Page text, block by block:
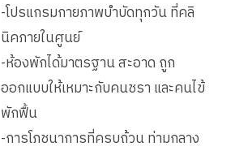
-โปรแกรมกายภาพบำบัดทุกวัน ที่คลิ
นิคภายในศูนย์
-ห้องพักได้มาตรฐาน สะอาด ถูก
ออกแบบให้เหมาะกับคนชรา และคนไข้
พักฟื้น
-การโภชนาการที่ครบถ้วน ท่ามกลาง